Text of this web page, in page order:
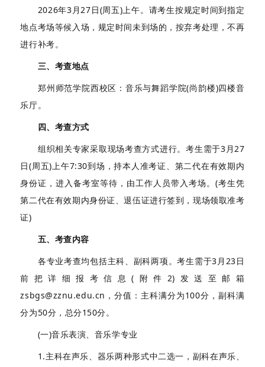
2026年3月27日(周五)上午。请考生按规定时间到指定
地点考场等候入场，规定时间未到场的，按弃考处理，不再
进行补考。
三、考查地点
郑州师范学院西校区：音乐与舞蹈学院(尚韵楼)四楼音
乐厅。
四、考查方式
组织相关专家采取现场考查方式进行。考生需于3月27
日(周五)上午7:30到场，持本人准考证、第二代在有效期内
身份证，进入备考室等待，由工作人员带入考场。(考生凭
第二代在有效期内身份证、退伍证进行签到，现场领取准考
证)
五、考查内容
各专业考查均包括主科、副科两项。考生需于3月23日
前把详细报考信息(附件2)发送至邮箱
zsbgs@zznu.edu.cn，分值：主科满分为100分，副科满
分为50分，总分150分。
(一)音乐表演、音乐学专业
1.主科在声乐、器乐两种形式中二选一，副科在声乐、